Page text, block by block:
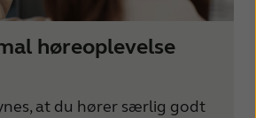
høreoplevelse
at du hører særlig godt